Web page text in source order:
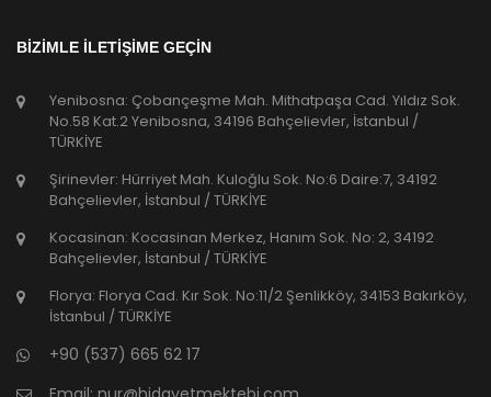
BİZİMLE İLETİŞİME GEÇİN
Yenibosna: Çobançeşme Mah. Mithatpaşa Cad. Yıldız Sok.
No.58 Kat.2 Yenibosna, 34196 Bahçelievler, İstanbul /
TÜRKİYE
Şirinevler: Hürriyet Mah. Kuloğlu Sok. No:6 Daire:7, 34192
Bahçelievler, İstanbul / TÜRKİYE
Kocasinan: Kocasinan Merkez, Hanım Sok. No: 2, 34192
Bahçelievler, İstanbul / TÜRKİYE
Florya: Florya Cad. Kır Sok. No:11/2 Şenlikköy, 34153 Bakırköy,
İstanbul / TÜRKİYE
+90 (537) 665 62 17